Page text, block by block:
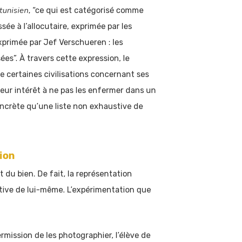
, “ce qui est catégorisé comme
à l’allocutaire, exprimée par les
par Jef Verschueren : les
À travers cette expression, le
certaines civilisations concernant ses
intérêt à ne pas les enfermer dans un
qu’une liste non exhaustive de
bien. De fait, la représentation
de lui-même. L’expérimentation que
de les photographier, l’élève de